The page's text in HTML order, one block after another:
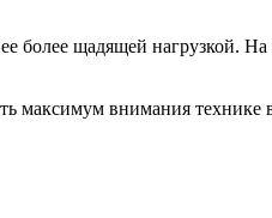
более щадящей нагрузкой.
максимум внимания технике